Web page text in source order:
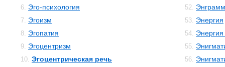
6. Эго-психология
7. Эгоизм
8. Эгопатия
9. Эгоцентризм
10. Эгоцентрическая речь
52.
53. Энергия
54. Энергия
55.
56.